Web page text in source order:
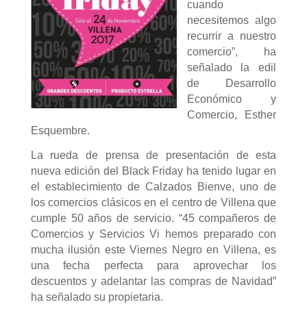
cuando
necesitemos algo
recurrir a nuestro
comercio”, ha
señalado la edil
de Desarrollo
Económico y
Comercio, Esther
Esquembre.
La rueda de prensa de presentación de esta
nueva edición del Black Friday ha tenido lugar en
el establecimiento de Calzados Bienve, uno de
los comercios clásicos en el centro de Villena que
cumple 50 años de servicio. “45 compañeros de
Comercios y Servicios Vi hemos preparado con
mucha ilusión este Viernes Negro en Villena, es
una fecha perfecta para aprovechar los
descuentos y adelantar las compras de Navidad”
ha señalado su propietaria.